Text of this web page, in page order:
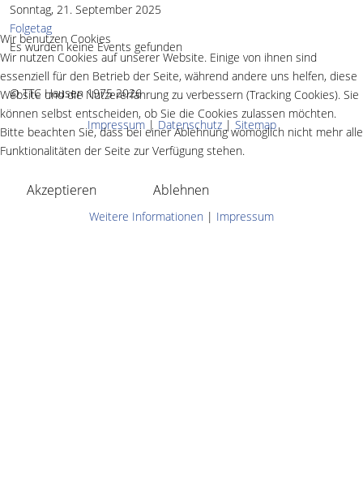
Sonntag, 21. September 2025
Folgetag
Es wurden keine Events gefunden
© TTC Hausen 1975 2026
Impressum | Datenschutz | Sitemap
Wir benutzen Cookies
Wir nutzen Cookies auf unserer Website. Einige von ihnen sind
essenziell für den Betrieb der Seite, während andere uns helfen, diese
Website und die Nutzererfahrung zu verbessern (Tracking Cookies). Sie
können selbst entscheiden, ob Sie die Cookies zulassen möchten.
Bitte beachten Sie, dass bei einer Ablehnung womöglich nicht mehr alle
Funktionalitäten der Seite zur Verfügung stehen.
Akzeptieren Ablehnen
Weitere Informationen | Impressum